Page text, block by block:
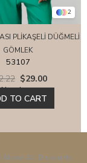
2
PLİKAŞELİ DÜĞMELİ
GÖMLEK
53107
$29.00
TO CART
New Item
About All Discounts